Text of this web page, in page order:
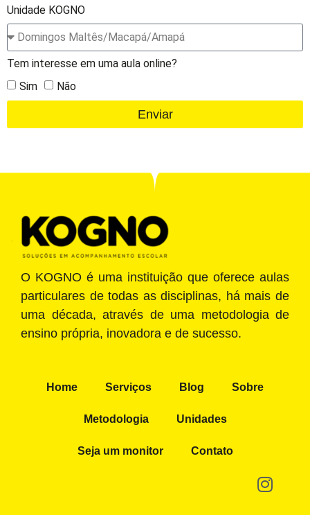
Unidade KOGNO
Tem interesse em uma aula online?
Sim
Não
Enviar
O KOGNO é uma instituição que oferece aulas
particulares de todas as disciplinas, há mais de
uma década, através de uma metodologia de
ensino própria, inovadora e de sucesso.
Home Serviços Blog Sobre
Metodologia Unidades
Seja um monitor Contato